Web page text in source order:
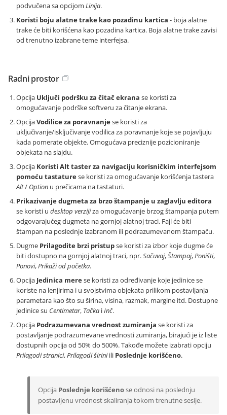
podvučena sa opcijom Linija.
Koristi boju alatne trake kao pozadinu kartica - boja alatne
trake će biti korišćena kao pozadina kartica. Boja alatne trake zavisi
od trenutno izabrane teme interfejsa.
Radni prostor
Opcija Uključi podršku za čitač ekrana se koristi za
omogućavanje podrške softveru za čitanje ekrana.
OpcijaVodilice za poravnanjese koristi za
uključivanje/isključivanje vodilica za poravnanje koje se pojavljuju
kada pomerate objekte. Omogućava preciznije pozicioniranje
objekata na slajdu.
Opcija Koristi Alt taster za navigaciju korisničkim interfejsom
pomoću tastaturese koristi za omogućavanje korišćenja tastera
Alt/ Option u prečicama na tastaturi.
Prikazivanje dugmeta za brzo štampanje u zaglavlju editora
se koristi u desktop verzijiza omogućavanje brzog štampanja putem
odgovarajućeg dugmeta na gornjoj alatnoj traci. Fajl će biti
štampan na poslednje izabranom ili podrazumevanom štampaču.
Dugme Prilagodite brzi pristupse koristi za izbor koje dugme će
biti dostupno na gornjoj alatnoj traci, npr.Sačuvaj,Štampaj,Poništi,
Ponovi,Prikaži od početka.
Opcija Jedinica merese koristi za određivanje koje jedinice se
koriste na lenjirima i u svojstvima objekata prilikom postavljanja
parametara kao što su širina, visina, razmak, margine itd. Dostupne
jedinice su Centimetar, Tačka iInč.
Opcija Podrazumevana vrednost zumiranja se koristi za
postavljanje podrazumevane vrednosti zumiranja, birajući je iz liste
dostupnih opcija od 50% do 500%. Takođe možete izabrati opciju
Prilagodi stranici,Prilagodi širiniili Poslednje korišćeno.
Opcija Poslednje korišćenose odnosi na poslednju
postavljenu vrednost skaliranja tokom trenutne sesije.